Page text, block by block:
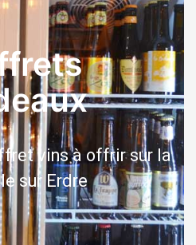
vins à offrir sur la
sur Erdre